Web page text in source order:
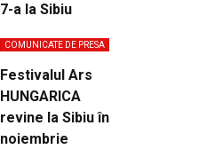
7-a la Sibiu
COMUNICATE DE PRESA
Festivalul Ars
HUNGARICA
revine la Sibiu în
noiembrie